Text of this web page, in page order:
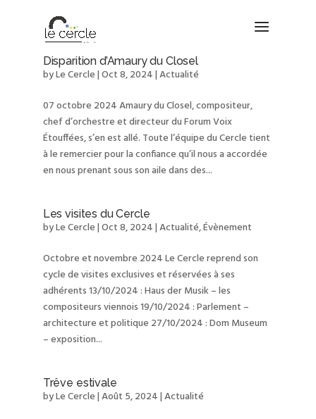
Disparition d’Amaury du Closel
byLe Cercle|Oct 8, 2024|Actualité
07 octobre 2024 Amaury du Closel, compositeur,
chef d’orchestre et directeur du Forum Voix
Étouffées, s’en est allé. Toute l’équipe du Cercle tient
à le remercier pour la confiance qu’il nous a accordée
en nous prenant sous son aile dans des...
Les visites du Cercle
byLe Cercle|Oct 8, 2024|Actualité,Évènement
Octobre et novembre 2024 Le Cercle reprend son
cycle de visites exclusives et réservées à ses
adhérents 13/10/2024 : Haus der Musik – les
compositeurs viennois 19/10/2024 : Parlement –
architecture et politique 27/10/2024 : Dom Museum
– exposition...
Trêve estivale
byLe Cercle|Août 5, 2024|Actualité